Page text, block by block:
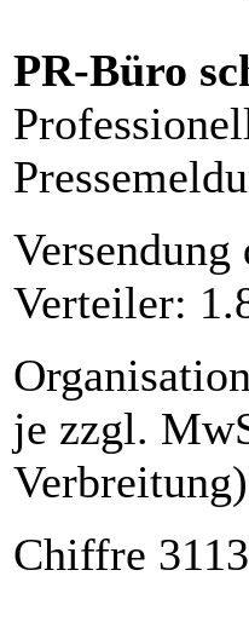
PR-Büro
Verteiler:
je zzgl.
Chiffre